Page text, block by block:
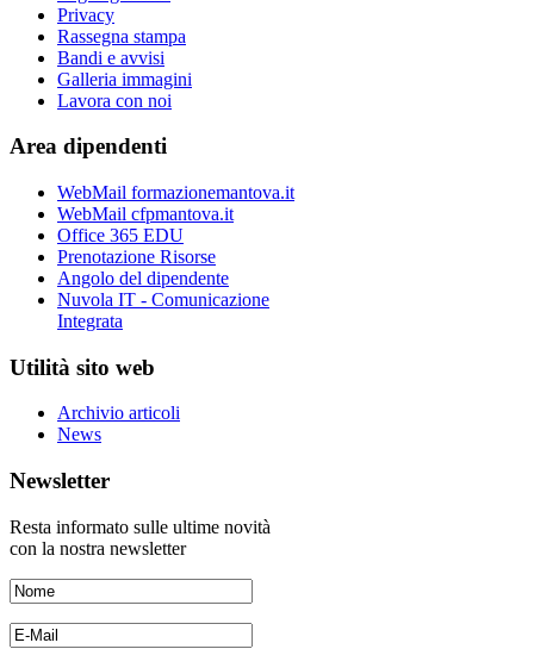
Privacy
Rassegna stampa
Bandi e avvisi
Galleria immagini
Lavora con noi
Area dipendenti
WebMail formazionemantova.it
WebMail cfpmantova.it
Office 365 EDU
Prenotazione Risorse
Angolo del dipendente
Nuvola IT - Comunicazione
Integrata
Utilità sito web
Archivio articoli
News
Newsletter
Resta informato sulle ultime novità
con la nostra newsletter